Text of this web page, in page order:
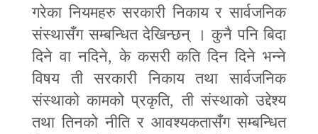
गरेका नियमहरु सरकारी निकाय र सार्वजनिक
संस्थासँग सम्बन्धित देखिन्छन् । कुनै पनि बिदा
दिने वा नदिने,के कसरी कति दिन दिने भन्ने
विषय ती सरकारी निकाय तथा सार्वजनिक
संस्थाको कामको प्रकृति,ती संस्थाको उद्देश्य
तथा तिनको नीति र आवश्यकतासँग सम्बन्धित